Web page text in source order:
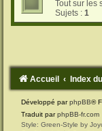
Tout sur les
Sujets : 1
Accueil Index
Développé parphpBB®
Traduit parphpBB-fr.com
Style: Green-Style by